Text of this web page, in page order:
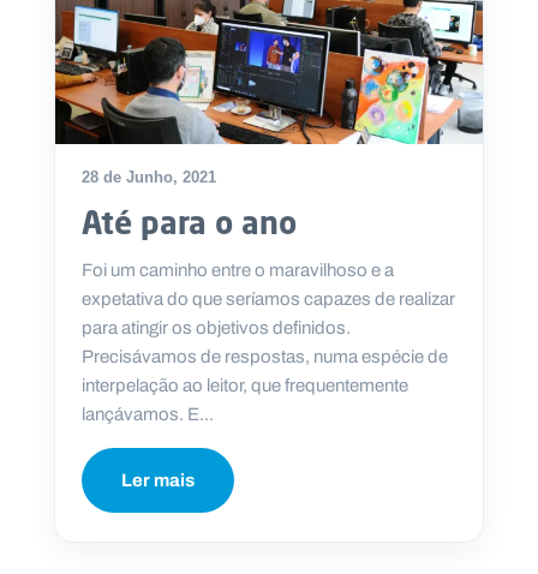
28 de Junho, 2021
Até para o ano
Foi um caminho entre o maravilhoso e a
expetativa do que seríamos capazes de realizar
para atingir os objetivos definidos.
Precisávamos de respostas, numa espécie de
interpelação ao leitor, que frequentemente
lançávamos. E...
Ler mais